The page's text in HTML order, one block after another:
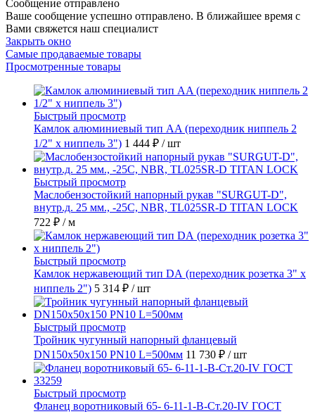
Сообщение отправлено
Ваше сообщение успешно отправлено. В ближайшее время с
Вами свяжется наш специалист
Закрыть окно
Самые продаваемые товары
Просмотренные товары
Быстрый просмотр
Камлок алюминиевый тип AA (переходник ниппель 2
1/2" х ниппель 3") 1 444 ₽ / шт
Быстрый просмотр
Маслобензостойкий напорный рукав "SURGUT-D",
внутр.д. 25 мм., -25C, NBR, TL025SR-D TITAN LOCK
722 ₽ / м
Быстрый просмотр
Камлок нержавеющий тип DА (переходник розетка 3" х
ниппель 2") 5 314 ₽ / шт
Быстрый просмотр
Тройник чугунный напорный фланцевый
DN150х50х150 PN10 L=500мм 11 730 ₽ / шт
Быстрый просмотр
Фланец воротниковый 65- 6-11-1-B-Ст.20-IV ГОСТ